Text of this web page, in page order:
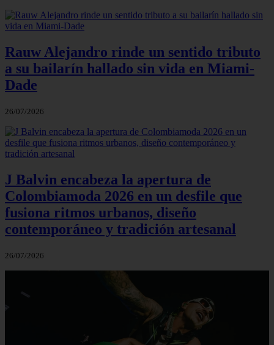
Rauw Alejandro rinde un sentido tributo
a su bailarín hallado sin vida en Miami-
Dade
26/07/2026
J Balvin encabeza la apertura de
Colombiamoda 2026 en un desfile que
fusiona ritmos urbanos, diseño
contemporáneo y tradición artesanal
26/07/2026